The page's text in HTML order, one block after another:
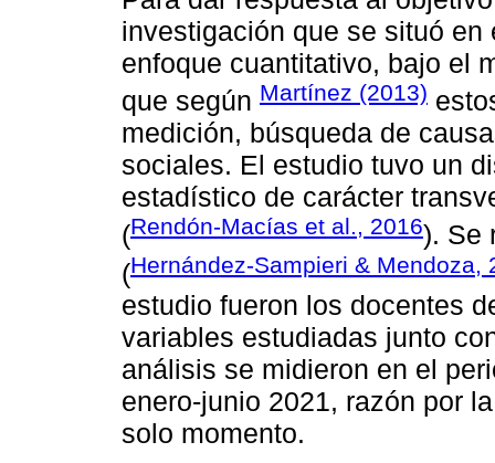
investigación que se situó
enfoque cuantitativo, bajo el
que según Martínez (2013)
medición, búsqueda de
sociales. El estudio tuvo un
estadístico de carácter
(Rendón-Macías et al., 2016). Se
(Hernández-Sampieri & Mendoza,
estudio fueron los docentes
variables estudiadas junto
análisis se midieron en el
enero-junio 2021, razón por
solo momento.